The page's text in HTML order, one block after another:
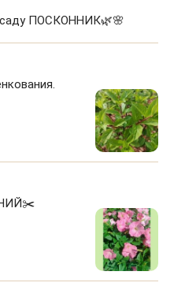
саду ПОСКОННИК🌿🌸